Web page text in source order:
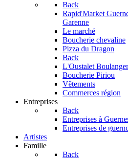
Back
Rapid'Market
Garenne
Le marché
Boucherie chevaline
Pizza du Dragon
Back
L'Oustalet
Boucherie Piriou
Vêtements
Commerces région
Entreprises
Back
Entreprises à
Entreprises de
Artistes
Famille
Back